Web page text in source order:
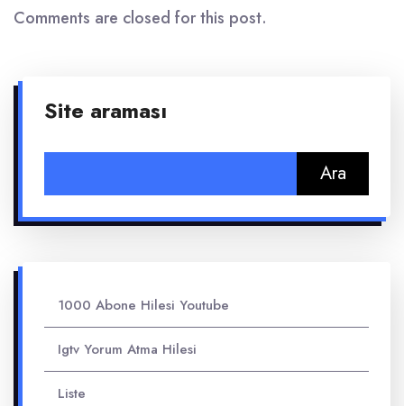
Comments are closed for this post.
Site araması
1000 Abone Hilesi Youtube
Igtv Yorum Atma Hilesi
Liste